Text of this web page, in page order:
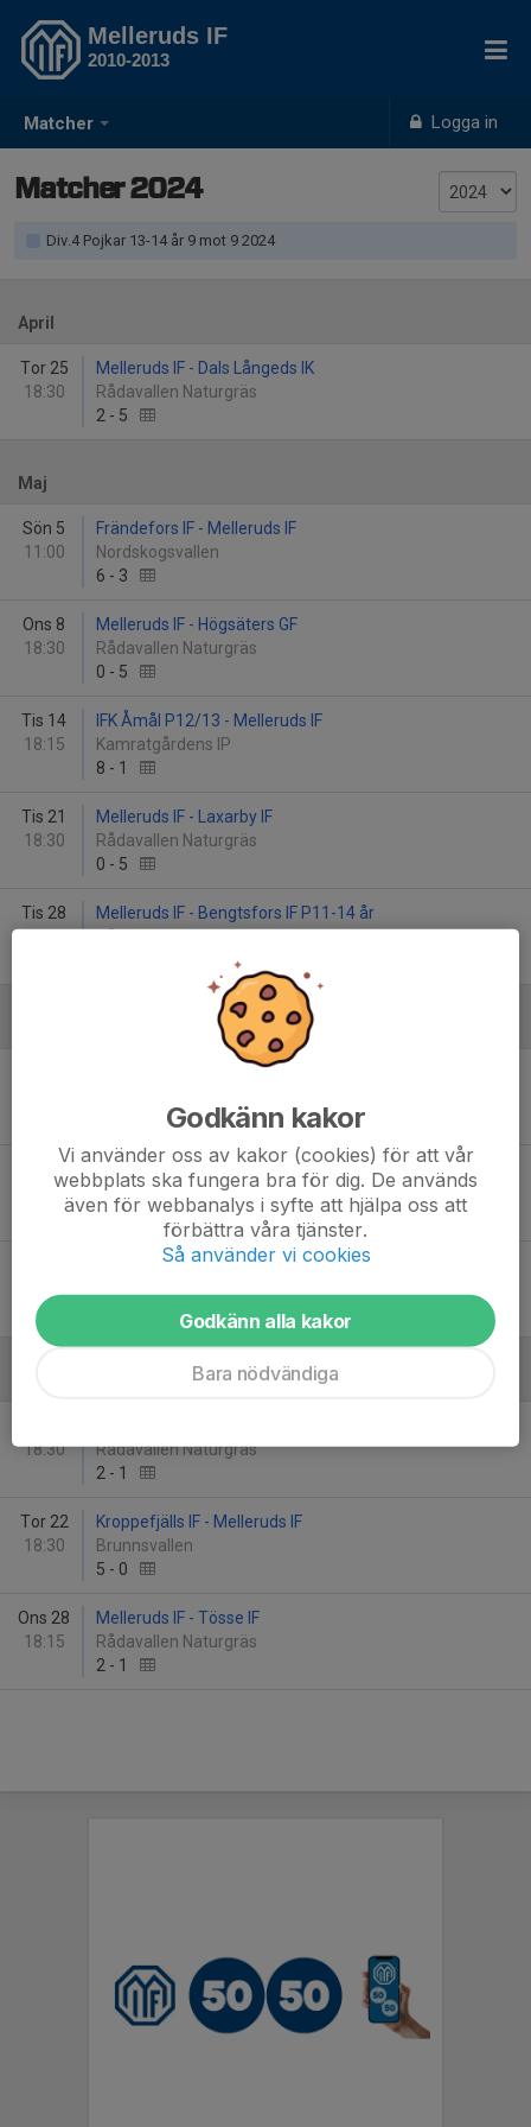
Matcher Logga in
Melleruds IF
2010-2013
Matcher 2024
Div.4 Pojkar 13-14 år 9 mot 9 2024
April
Tor 25
18:30
Melleruds IF - Dals Långeds IK
Rådavallen Naturgräs
2 - 5
Maj
Sön 5
11:00
Frändefors IF - Melleruds IF
Nordskogsvallen
6 - 3
Ons 8
18:30
Melleruds IF - Högsäters GF
Rådavallen Naturgräs
0 - 5
Tis 14
18:15
IFK Åmål P12/13 - Melleruds IF
Kamratgårdens IP
8 - 1
Tis 21
18:30
Melleruds IF - Laxarby IF
Rådavallen Naturgräs
0 - 5
Tis 28
Melleruds IF - Bengtsfors IF P11-14 år
Brålanda IF - Melleruds IF
18:30
Melleruds IF - Eds FF
Rådavallen Naturgräs
1
12
Färgelanda IF - Melleruds IF
18:30
Rådavallen Naturgräs
2 - 1
Tor 22
18:30
Kroppefjälls IF - Melleruds IF
Brunnsvallen
5 - 0
Ons 28
18:15
Melleruds IF - Tösse IF
Rådavallen Naturgräs
2 - 1
Godkänn kakor
Vi använder oss av kakor (cookies) för att vår
webbplats ska fungera bra för dig. De används
även för webbanalys i syfte att hjälpa oss att
förbättra våra tjänster.
Så använder vi cookies
Godkänn alla kakor
Bara nödvändiga